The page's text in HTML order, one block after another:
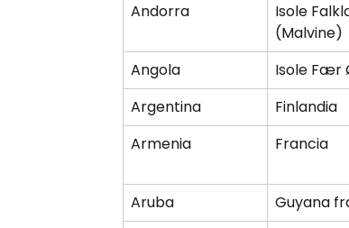
Andorra
Isole
(Malvine)
Angola Isole Fær
Argentina
Finlandia
Armenia
Francia
Aruba
Guyana